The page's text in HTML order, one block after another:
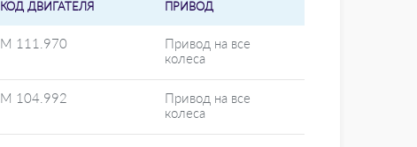
КОД ДВИГАТЕЛЯ ПРИВОД
M 111.970
Привод на все
колеса
M 104.992
Привод на все
колеса